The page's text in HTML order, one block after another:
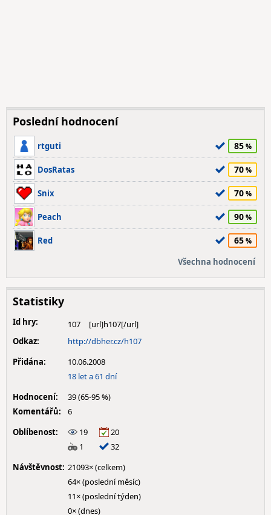
Poslední hodnocení
rtguti 85
DosRatas 70
Snix 70
Peach 90
Red 65
Všechna hodnocení
Statistiky
Id hry:
107
Odkaz:
http://dbher.cz/h107
Přidána:
10.06.2008
18 let a 61 dní
Hodnocení:
39 (65-95 %)
Komentářů:
6
Oblíbenost:
19
20
1
32
Návštěvnost: 21093× (celkem)
64× (poslední měsíc)
11× (poslední týden)
0× (dnes)